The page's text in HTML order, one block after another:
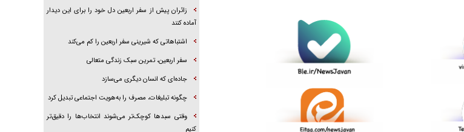
زائران پیش از سفر اربعین دل خود را برای این دیدار
آماده کنند
اشتباهاتی که شیرینی سفر اربعین را کم می‌کند
سفر اربعین، تمرین سبک زندگی متعالی
جاده‌ای که انسان دیگری می‌سازد
چگونه تبلیغات، مصرف را به‌هویت اجتماعی تبدیل کرد
وقتی سبد‌ها کوچک‌تر می‌شوند انتخاب‌ها را دقیق‌تر
کنیم